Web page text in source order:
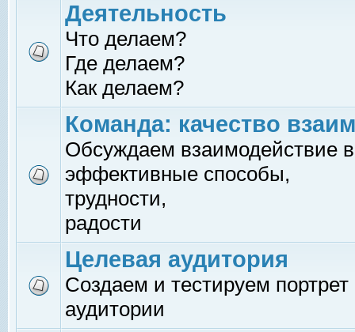
Деятельность
Что делаем?
Где делаем?
Как делаем?
Команда: качество
Обсуждаем взаимодействие
эффективные способы,
трудности,
радости
Целевая аудитория
Создаем и тестируем
аудитории